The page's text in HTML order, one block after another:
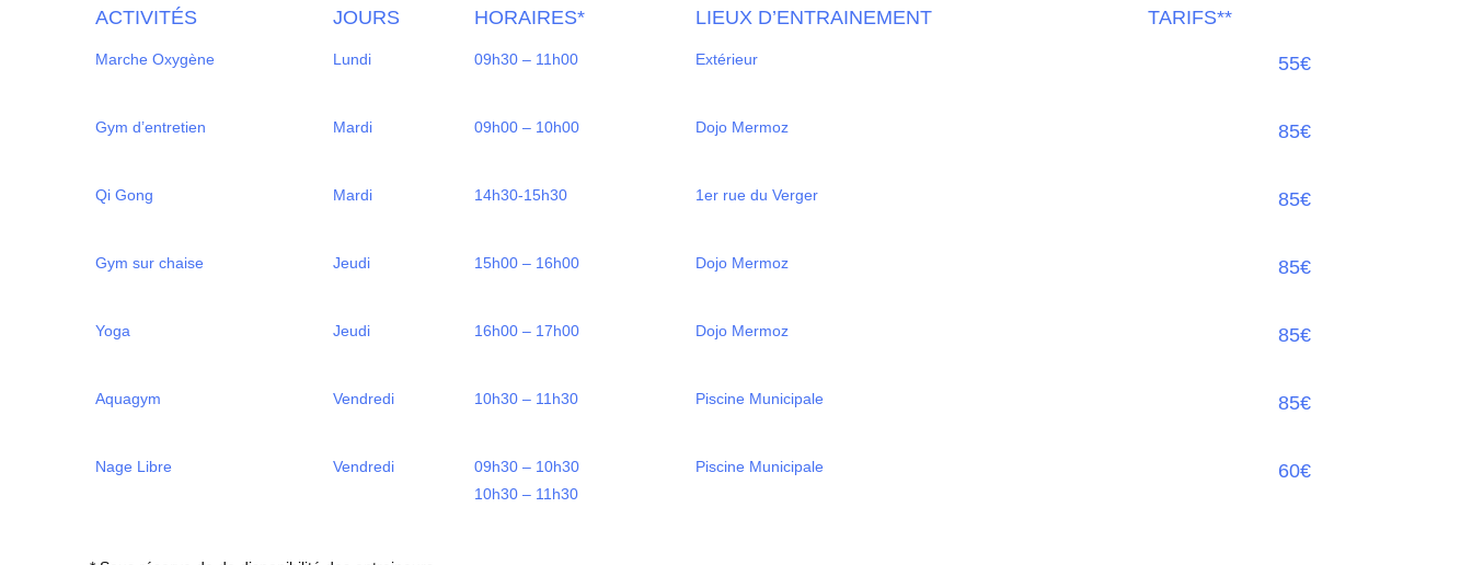
ACTIVITÉS JOURS HORAIRES* LIEUX D’ENTRAINEMENT TARIFS**
Marche Oxygène Lundi 09h30 – 11h00 Extérieur 55€
Gym d’entretien Mardi 09h00 – 10h00 Dojo Mermoz 85€
Qi Gong Mardi 14h30-15h30 1er rue du Verger 85€
Gym sur chaise Jeudi 15h00 – 16h00 Dojo Mermoz 85€
Yoga Jeudi 16h00 – 17h00 Dojo Mermoz 85€
Aquagym Vendredi 10h30 – 11h30 Piscine Municipale 85€
Nage Libre Vendredi
09h30 – 10h30
10h30 – 11h30
Piscine Municipale 60€